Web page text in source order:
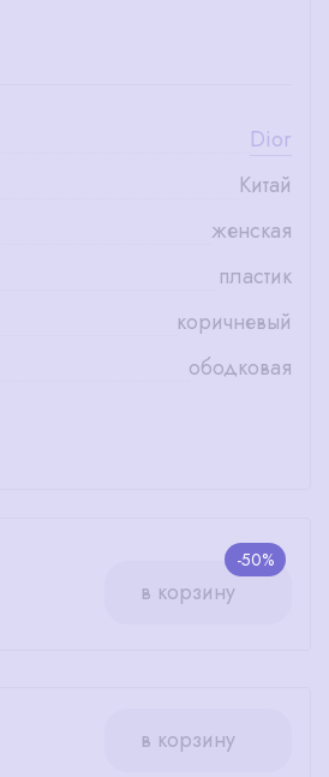
Dior
Китай
женская
пластик
коричневый
ободковая
-50%
в корзину
в корзину